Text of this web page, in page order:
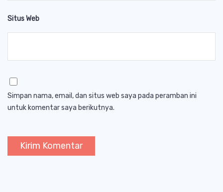
Situs Web
Simpan nama, email, dan situs web saya pada peramban ini
untuk komentar saya berikutnya.